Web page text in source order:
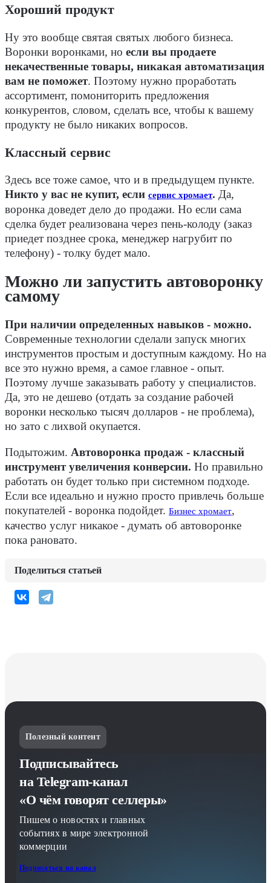
Хороший продукт
Ну это вообще святая святых любого бизнеса.
Воронки воронками, но если вы продаете
некачественные товары, никакая автоматизация
вам не поможет. Поэтому нужно проработать
ассортимент, помониторить предложения
конкурентов, словом, сделать все, чтобы к вашему
продукту не было никаких вопросов.
Классный сервис
Здесь все тоже самое, что и в предыдущем пункте.
Никто у вас не купит, если сервис хромает. Да,
воронка доведет дело до продажи. Но если сама
сделка будет реализована через пень-колоду (заказ
приедет позднее срока, менеджер нагрубит по
телефону) - толку будет мало.
Можно ли запустить автоворонку
самому
При наличии определенных навыков - можно.
Современные технологии сделали запуск многих
инструментов простым и доступным каждому. Но на
все это нужно время, а самое главное - опыт.
Поэтому лучше заказывать работу у специалистов.
Да, это не дешево (отдать за создание рабочей
воронки несколько тысяч долларов - не проблема),
но зато с лихвой окупается.
Подытожим. Автоворонка продаж - классный
инструмент увеличения конверсии. Но правильно
работать он будет только при системном подходе.
Если все идеально и нужно просто привлечь больше
покупателей - воронка подойдет. Бизнес хромает,
качество услуг никакое - думать об автоворонке
пока рановато.
Поделиться статьей
Полезный контент
Подписывайтесь
на Telegram-канал
«О чём говорят селлеры»
Пишем о новостях и главных
событиях в мире электронной
коммерции
Подписаться на канал